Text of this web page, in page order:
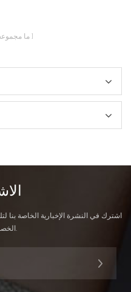
ما
اشترك في النشرة الإخبارية الخاصة بنا
الخصم الأخرى.